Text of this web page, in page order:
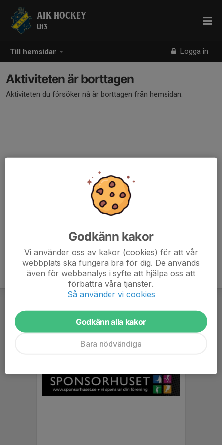
Till hemsidan Logga in
AIK HOCKEY
U13
Aktiviteten är borttagen
Aktiviteten du försöker nå är borttagen från hemsidan.
Godkänn kakor
Vi använder oss av kakor (cookies) för att vår
webbplats ska fungera bra för dig. De används
även för webbanalys i syfte att hjälpa oss att
förbättra våra tjänster.
Så använder vi cookies
Godkänn alla kakor
Bara nödvändiga